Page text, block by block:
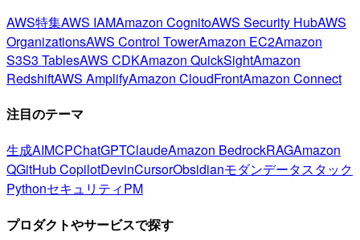
AWS特集AWS IAMAmazon CognitoAWS Security HubAWS
OrganizationsAWS Control TowerAmazon EC2Amazon
S3S3 TablesAWS CDKAmazon QuickSightAmazon
RedshiftAWS AmplifyAmazon CloudFrontAmazon Connect
注目のテーマ
生成AIMCPChatGPTClaudeAmazon BedrockRAGAmazon
QGitHub CopilotDevinCursorObsidianモダンデータスタック
PythonセキュリティPM
プロダクトやサービスで探す